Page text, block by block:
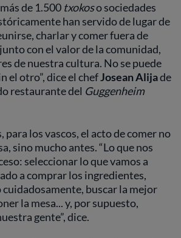
de 1.500 txokoso sociedades
han servido de lugar de
charlar y comer fuera de
con el valor de la comunidad,
de nuestra cultura. No se puede
el otro”, dice el chefJosean Alijade
restaurante del Guggenheim
para los vascos, el acto de comer no
sino mucho antes. “Lo que nos
seleccionar lo que vamos a
a comprar los ingredientes,
buscar la mejor
la mesa... y, por supuesto,
gente”, dice.